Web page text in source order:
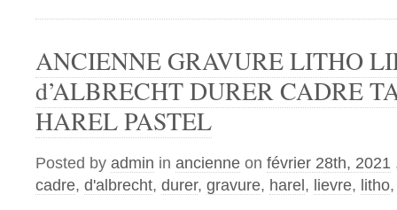
ANCIENNE GRAVURE LITHO
d’ALBRECHT DURER CADRE
HAREL PASTEL
Posted by admin in ancienne on février 28th, 2021
cadre, d'albrecht, durer, gravure, harel , lievre, litho